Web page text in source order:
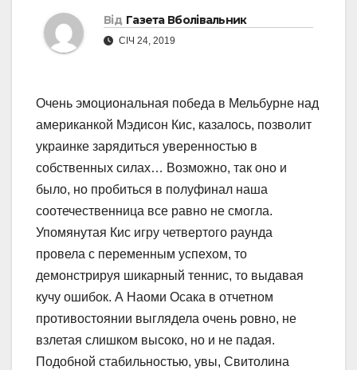
Від Газета Вболівальник
СІЧ 24, 2019
Очень эмоциональная победа в Мельбурне над
американкой Мэдисон Кис, казалось, позволит
украинке зарядиться уверенностью в
собственных силах… Возможно, так оно и
было, но пробиться в полуфинал наша
соотечественница все равно не смогла.
Упомянутая Кис игру четвертого раунда
провела с переменным успехом, то
демонстрируя шикарный теннис, то выдавая
кучу ошибок. А Наоми Осака в отчетном
противостоянии выглядела очень ровно, не
взлетая слишком высоко, но и не падая.
Подобной стабильностью, увы, Свитолина